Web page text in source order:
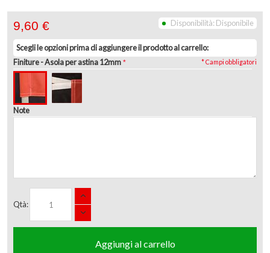
Disponibilità: Disponibile
9,60 €
Scegli le opzioni prima di aggiungere il prodotto al carrello:
Finiture- Asola per astina 12mm
Note
* Campi obbligatori
Qtà:
Aggiungi al carrello